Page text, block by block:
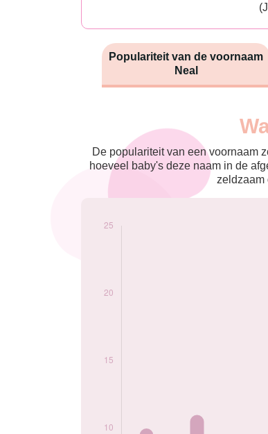
Populariteit van de voornaam
Neal
De populariteit van een voornaam
hoeveel baby's deze naam in de
zeldzaam
2009
10
2010
11
2014
5